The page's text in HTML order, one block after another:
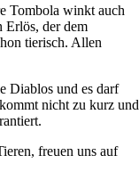
Tombola winkt auch
Erlös, der dem
tierisch. Allen
Diablos und es darf
nicht zu kurz und
freuen uns auf